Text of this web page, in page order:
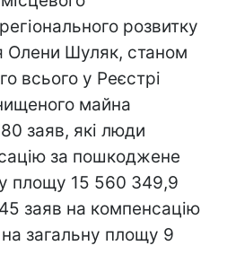
розвитку
Олени Шуляк, станом
всього у Реєстрі
майна
заяв, які люди
за пошкоджене
площу 15 560 349,9
заяв на компенсацію
загальну площу 9